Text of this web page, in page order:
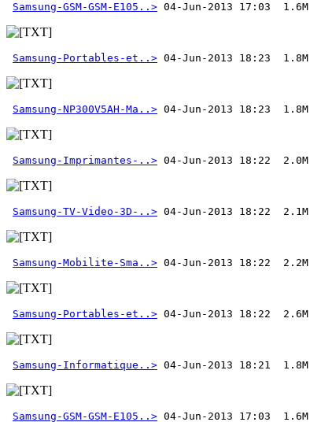
Samsung-GSM-GSM-E105..> 04-Jun-2013 17:03  1.6M
Samsung-Portables-et..>
Samsung-NP300V5AH-Ma..>
Samsung-Imprimantes-..>
Samsung-TV-Video-3D-..>
Samsung-Mobilite-Sma..>
Samsung-Portables-et..>
Samsung-Informatique..>
Samsung-GSM-GSM-E105..>